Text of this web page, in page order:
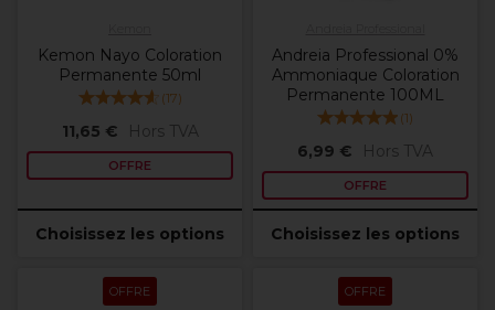
Kemon Nayo Coloration
Permanente 50ml
(17)
11,65 € Hors TVA
OFFRE
Choisissez les options
Andreia Professional 0%
Ammoniaque Coloration
Permanente 100ML
(1)
6,99 € Hors TVA
OFFRE
Choisissez les options
OFFRE OFFRE